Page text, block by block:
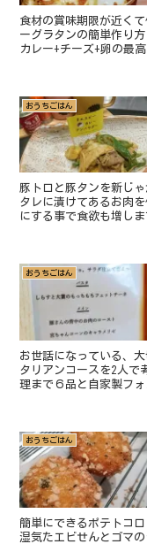
食材の賞味期限が近く
ーグラタンの簡単作り
カレー+チーズ+卵の最
おうちごはん
豚トロと豚タンを新じ
タレに漬けてあるお肉
にする事で食欲も増し
おうちごはん
お世話になっている、
タリアンコースを2人で
理まで６品と自家製フ
おうちごはん
簡単にできるポテトコ
湿気たエビせんとゴマ